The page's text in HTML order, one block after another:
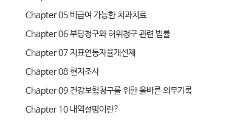
Chapter 05 비급여 가능한 치과치료
Chapter 06 부당청구와 허위청구 관련 법률
Chapter 07 지표연동자율개선제
Chapter 08 현지조사
Chapter 09 건강보험청구를 위한 올바른 의무기록
Chapter 10 내역설명이란?